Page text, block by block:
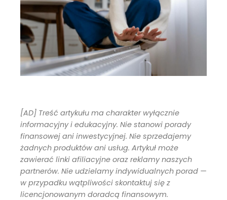
[AD] Treść artykułu ma charakter wyłącznie
informacyjny i edukacyjny. Nie stanowi porady
finansowej ani inwestycyjnej. Nie sprzedajemy
żadnych produktów ani usług. Artykuł może
zawierać linki afiliacyjne oraz reklamy naszych
partnerów. Nie udzielamy indywidualnych porad —
w przypadku wątpliwości skontaktuj się z
licencjonowanym doradcą finansowym.